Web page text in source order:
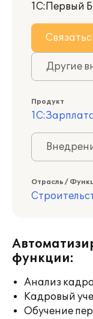
1С:Первый
Другие
Продукт
Отрасль /
функции:
Анализ
Кадровый
Обучение